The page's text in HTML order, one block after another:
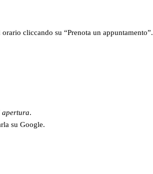
cliccando su “Prenota un appuntamento”.
apertura.
su Google.